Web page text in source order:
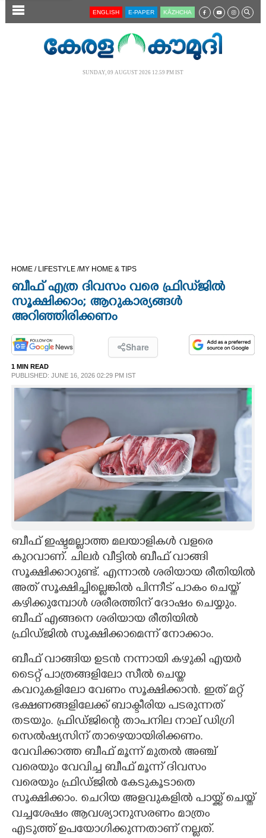
SECTIONS
OPINION
PHOTOS
LIFESTYLE
INFO+
ASTRO
CARTOONS
LITERATURE
ZOOM
CONTACT US
ENGLISH E-PAPER KĀZHCHA
SUNDAY, 09 AUGUST 2026 12.59 PM IST
HOME / LIFESTYLE /MY HOME & TIPS
ബീഫ് എത്ര ദിവസം വരെ ഫ്രിഡ്‌ജിൽ
സൂക്ഷിക്കാം; ആറുകാര്യങ്ങൾ
അറിഞ്ഞിരിക്കണം
Share
1 MIN READ
PUBLISHED: JUNE 16, 2026 02:29 PM IST
ബീഫ് ഇഷ്ടമല്ലാത്ത മലയാളികൾ വളരെ
കുറവാണ്. ചിലർ വീട്ടിൽ ബീഫ് വാങ്ങി
സൂക്ഷിക്കാറുണ്ട്. എന്നാൽ ശരിയായ രീതിയിൽ
അത് സൂക്ഷിച്ചില്ലെങ്കിൽ പിന്നീട് പാകം ചെയ്ത്
കഴിക്കുമ്പോൾ ശരീരത്തിന് ദോഷം ചെയ്യും.
ബീഫ് എങ്ങനെ ശരിയായ രീതിയിൽ
ഫ്രിഡ്ജിൽ സൂക്ഷിക്കാമെന്ന് നോക്കാം.
ബീഫ് വാങ്ങിയ ഉടൻ നന്നായി കഴുകി എയർ
ടെെറ്റ് പാത്രങ്ങളിലോ സീൽ ചെയ്ത
കവറുകളിലോ വേണം സൂക്ഷിക്കാൻ. ഇത് മറ്റ്
ഭക്ഷണങ്ങളിലേക്ക് ബാക്ടീരിയ പടരുന്നത്
തടയും. ഫ്രിഡ്ജിന്റെ താപനില നാല് ഡിഗ്രി
സെൽഷ്യസിന് താഴെയായിരിക്കണം.
വേവിക്കാത്ത ബീഫ് മൂന്ന് മുതൽ അഞ്ച്
വരെയും വേവിച്ച ബീഫ് മൂന്ന് ദിവസം
വരെയും ഫ്രിഡ്ജിൽ കേടുകൂടാതെ
സൂക്ഷിക്കാം. ചെറിയ അളവുകളിൽ പായ്ക്ക് ചെയ്ത്
വച്ചശേഷം ആവശ്യാനുസരണം മാത്രം
എടുത്ത് ഉപയോഗിക്കുന്നതാണ് നല്ലത്.